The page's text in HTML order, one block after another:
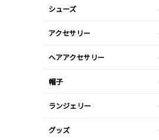
シューズ
アクセサリー
ヘアアクセサリー
帽子
ランジェリー
グッズ